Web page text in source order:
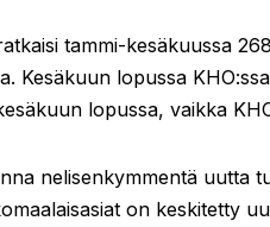
tammi-kesäkuussa
Kesäkuun lopussa
lopussa, vaikka
nelisenkymmentä uutta
on keskitetty